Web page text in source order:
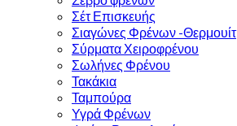
Σέτ Επισκευής
Σιαγώνες Φρένων -Θερμουίτ
Σύρματα Χειροφρένου
Σωλήνες Φρένου
Τακάκια
Ταμπούρα
Υγρά Φρένων